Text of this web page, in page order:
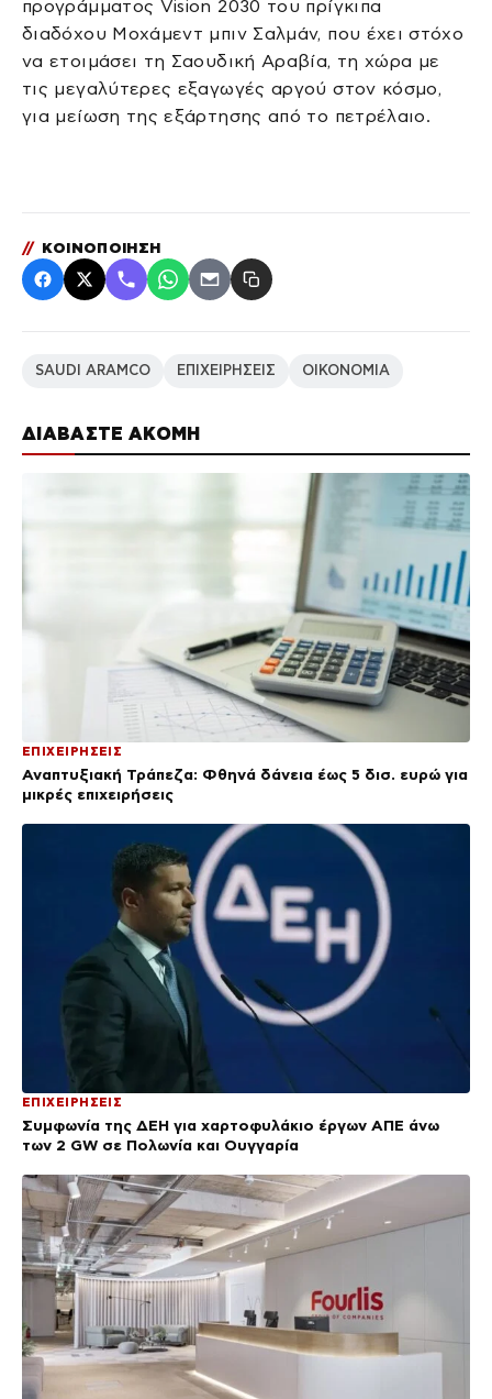
ΔΙΑΒΑΣΤΕ ΑΚΟΜΗ
ΕΠΙΧΕΙΡΗΣΕΙΣ
Αναπτυξιακή Τράπεζα: Φθηνά δάνεια έως 5 δισ. ευρώ για
μικρές επιχειρήσεις
ΕΠΙΧΕΙΡΗΣΕΙΣ
Συμφωνία της ΔΕΗ για χαρτοφυλάκιο έργων ΑΠΕ άνω
των 2 GW σε Πολωνία και Ουγγαρία
προγράμματος Vision 2030 του πρίγκιπα
διαδόχου Μοχάμεντ μπιν Σαλμάν, που έχει στόχο
να ετοιμάσει τη Σαουδική Αραβία, τη χώρα με
τις μεγαλύτερες εξαγωγές αργού στον κόσμο,
για μείωση της εξάρτησης από το πετρέλαιο.
// ΚΟΙΝΟΠΟΙΗΣΗ
SAUDI ARAMCO ΕΠΙΧΕΙΡΗΣΕΙΣ ΟΙΚΟΝΟΜΙΑ